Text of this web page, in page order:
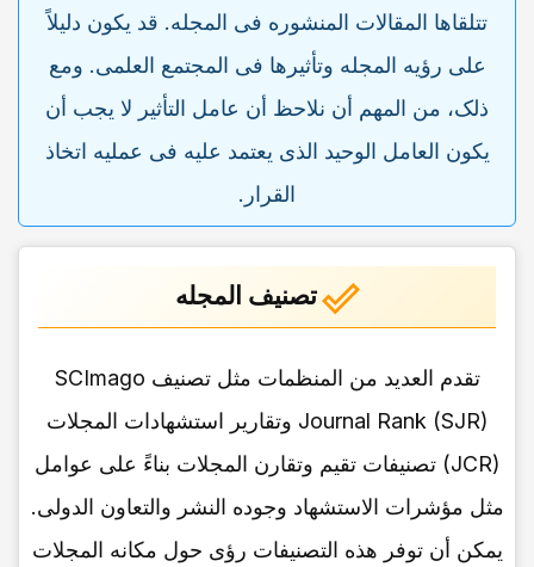
تتلقاها المقالات المنشوره فی المجله. قد یکون دلیلاً
على رؤیه المجله وتأثیرها فی المجتمع العلمی. ومع
ذلک، من المهم أن نلاحظ أن عامل التأثیر لا یجب أن
یکون العامل الوحید الذی یعتمد علیه فی عملیه اتخاذ
القرار.
تصنیف المجله
تقدم العدید من المنظمات مثل تصنیف SCImago
Journal Rank (SJR) وتقاریر استشهادات المجلات
(JCR) تصنیفات تقیم وتقارن المجلات بناءً على عوامل
مثل مؤشرات الاستشهاد وجوده النشر والتعاون الدولی.
یمکن أن توفر هذه التصنیفات رؤى حول مکانه المجلات